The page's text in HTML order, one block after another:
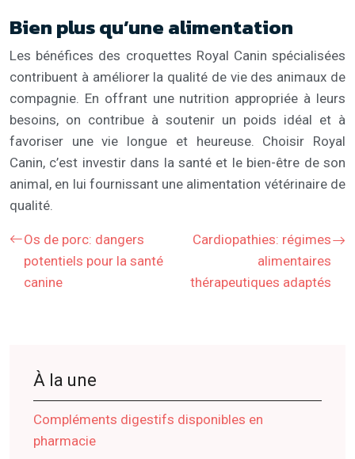
Bien plus qu’une alimentation
Les bénéfices des croquettes Royal Canin spécialisées
contribuent à améliorer la qualité de vie des animaux de
compagnie. En offrant une nutrition appropriée à leurs
besoins, on contribue à soutenir un poids idéal et à
favoriser une vie longue et heureuse. Choisir Royal
Canin, c’est investir dans la santé et le bien-être de son
animal, en lui fournissant une alimentation vétérinaire de
qualité.
Os de porc: dangers
potentiels pour la santé
canine
Cardiopathies: régimes
alimentaires
thérapeutiques adaptés
À la une
Compléments digestifs disponibles en
pharmacie